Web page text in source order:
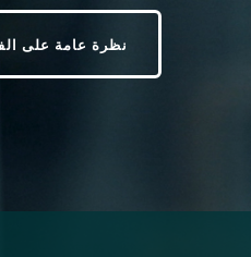
نظرة عامة على